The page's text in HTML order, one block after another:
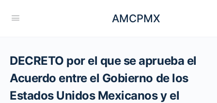
AMCPMX
DECRETO por el que se aprueba el
Acuerdo entre el Gobierno de los
Estados Unidos Mexicanos y el